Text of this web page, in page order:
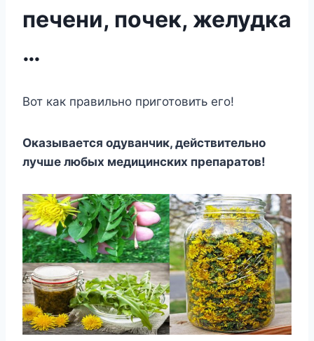
печени, почек, желудка
…
Вот как правильно приготовить его!
Оказывается одуванчик, действительно
лучше любых медицинских препаратов!